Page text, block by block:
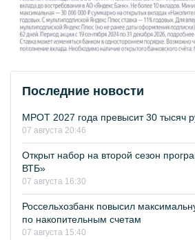
Последние новости
МРОТ 2027 года превысит 30 тысяч
07 августа 20:46
Открыт набор на второй сезон
ВТБ»
07 августа 16:30
Россельхозбанк повысил
по накопительным счетам
07 августа 15:40